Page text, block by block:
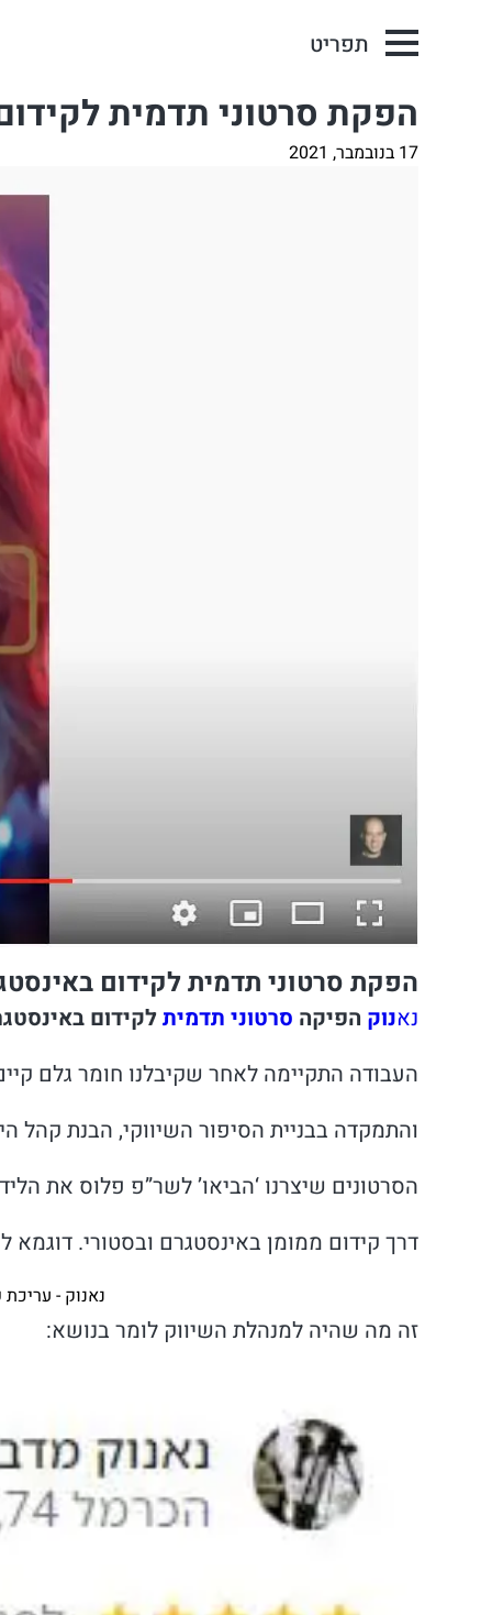
תפריט
הפקת סרטוני תדמית
17 בנובמבר, 2021
הפקת סרטוני תדמית לקידום
נאנוק הפיקה סרטוני תדמיתלקידום
העבודה התקיימה לאחר שקיבלנו חומר גלם
והתמקדה בבניית הסיפור השיווקי, הבנת
הסרטונים שיצרנו ‘הביאו’ לשר”פ פלוס את
דרך קידום ממומן באינסטגרם ובסטורי. דוגמא
נאנוק -
זה מה שהיה למנהלת השיווק לומר בנושא: